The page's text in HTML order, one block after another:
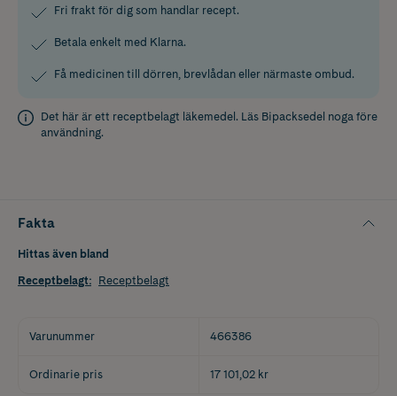
Fri frakt för dig som handlar recept.
Betala enkelt med Klarna.
Få medicinen till dörren, brevlådan eller närmaste ombud.
Det här är ett receptbelagt läkemedel. Läs Bipacksedel noga före
användning.
Fakta
Hittas även bland
Receptbelagt: Receptbelagt
Varunummer 466386
Ordinarie pris 17 101,02 kr